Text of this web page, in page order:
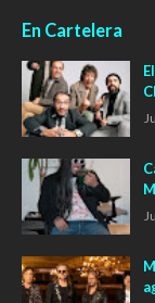
En Cartelera